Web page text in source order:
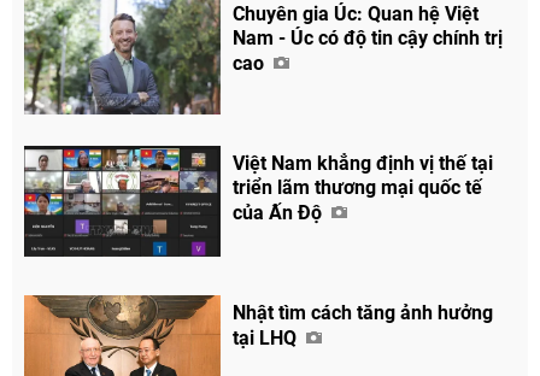
Chuyên gia Úc: Quan hệ Việt
Nam - Úc có độ tin cậy chính trị
cao
Việt Nam khẳng định vị thế tại
triển lãm thương mại quốc tế
của Ấn Độ
Nhật tìm cách tăng ảnh hưởng
tại LHQ